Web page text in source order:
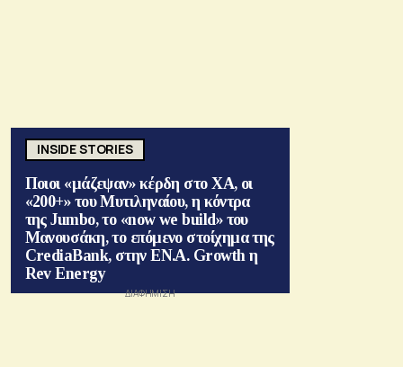
INSIDE STORIES
Ποιοι «μάζεψαν» κέρδη στο ΧΑ, οι
«200+» του Μυτιληναίου, η κόντρα
της Jumbo, το «now we build» του
Μανουσάκη, το επόμενο στοίχημα της
CrediaBank, στην ΕΝ.Α. Growth η
Rev Energy